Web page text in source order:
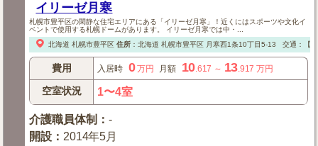
イリーゼ月寒
札幌市豊平区の閑静な住宅エリアにある「イリーゼ月寒」！近くにはスポーツや文化イ
ベントで使用する札幌ドームがあります。 イリーゼ月寒では中・...
北海道 札幌市豊平区 住所： 北海道 札幌市豊平区 月寒西1条10丁目5-13 交通：【
費用 入居時 0万円 月額 10.617 ～ 13.917 万円
空室状況 1〜4室
介護職員体制 ：-
開設 ：2014年5月